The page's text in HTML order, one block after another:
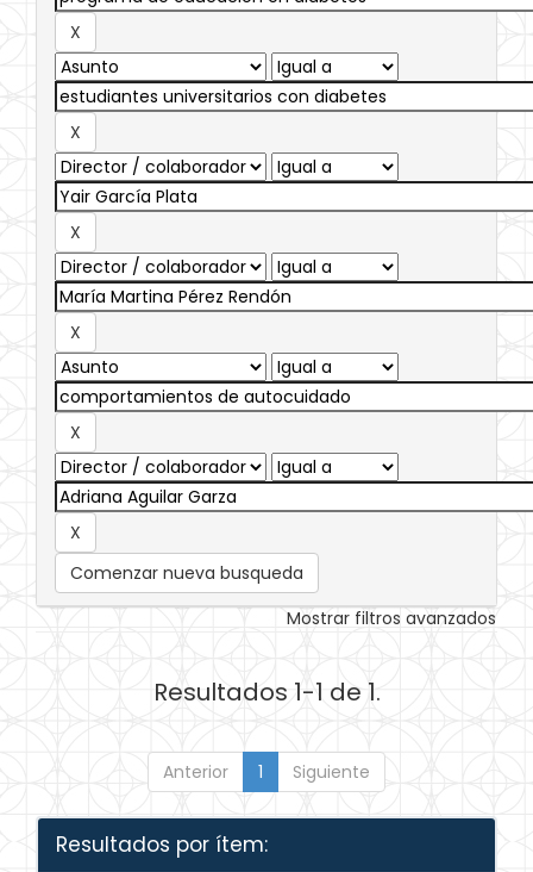
Comenzar nueva busqueda
Mostrar filtros avanzados
Resultados 1-1 de 1.
Anterior 1 Siguiente
Resultados por ítem: